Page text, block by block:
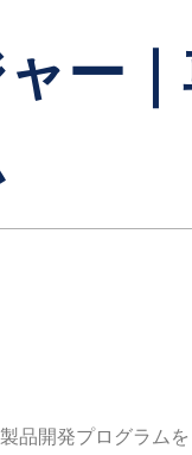
ー
品開発プログラム